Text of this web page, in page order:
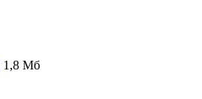
1,8 Мб